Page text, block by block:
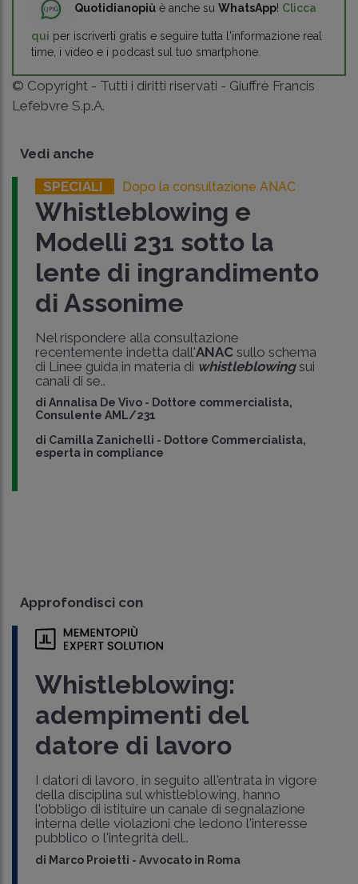
Quotidianopiù è anche su WhatsApp! Clicca
qui per iscriverti gratis e seguire tutta l'informazione real
time, i video e i podcast sul tuo smartphone.
© Copyright - Tutti i diritti riservati - Giuffrè Francis
Lefebvre S.p.A.
Vedi anche
SPECIALI Dopo la consultazione ANAC
Whistleblowing e
Modelli 231 sotto la
lente di ingrandimento
di Assonime
Nel rispondere alla consultazione
recentemente indetta dall'ANACsullo schema
di Linee guida in materia di whistleblowingsui
canali di se..
di Annalisa De Vivo - Dottore commercialista,
Consulente AML/231
di Camilla Zanichelli - Dottore Commercialista,
esperta in compliance
Approfondisci con
Whistleblowing:
adempimenti del
datore di lavoro
I datori di lavoro, in seguito all'entrata in vigore
della disciplina sul whistleblowing, hanno
l'obbligo di istituire un canale di segnalazione
interna delle violazioni che ledono l'interesse
pubblico o l'integrità dell..
di Marco Proietti - Avvocato in Roma